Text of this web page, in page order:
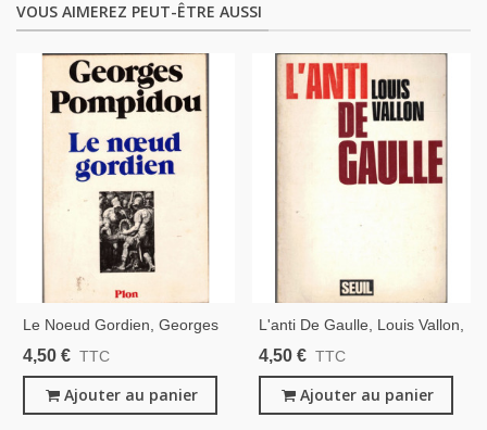
VOUS AIMEREZ PEUT-ÊTRE AUSSI
Le Noeud Gordien, Georges
Pompidou, 1974 - Président
4,50 € TTC
Ajouter au panier
L'anti De Gaulle, Louis Vallon,
1968 - Georges Pompidou,
Référendum 1969, Colombey
4,50 € TTC
Ajouter au panier